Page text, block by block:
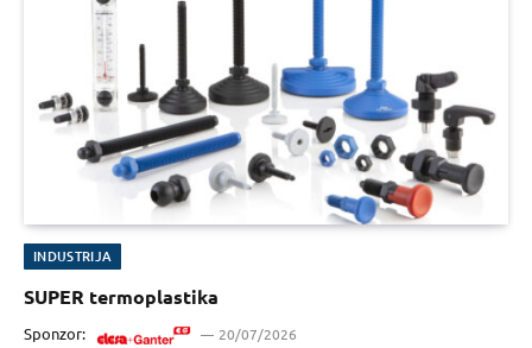
INDUSTRIJA
SUPER termoplastika
Sponzor: 20/07/2026